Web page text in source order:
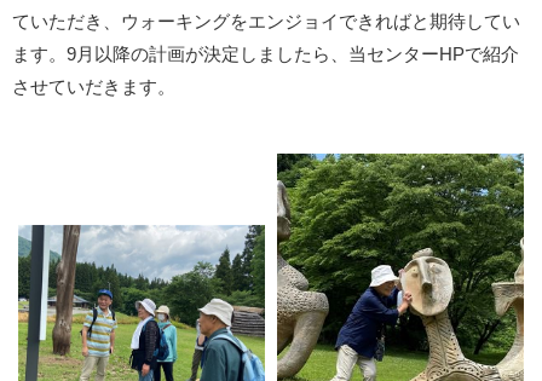
ていただき、ウォーキングをエンジョイできればと期待してい
ます。9月以降の計画が決定しましたら、当センターHPで紹介
させていだきます。